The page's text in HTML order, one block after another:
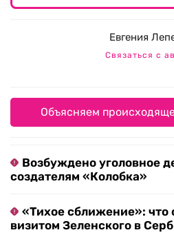
Евгения
Связаться с
Объясняем
Возбуждено уголовное
создателям «Колобка»
«Тихое сближение»: что
визитом Зеленского в